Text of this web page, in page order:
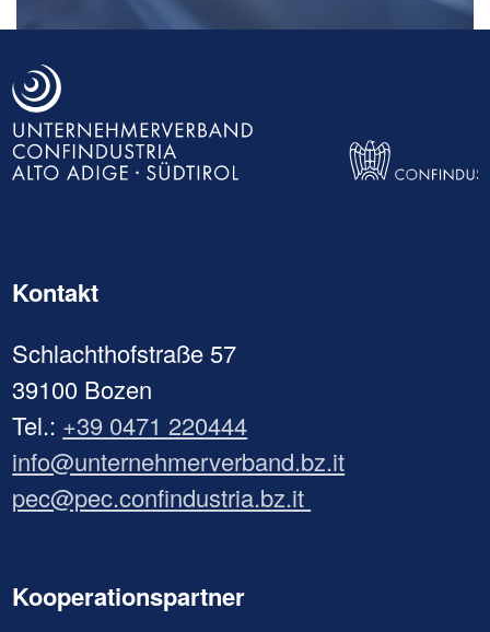
Kontakt
Schlachthofstraße 57
39100 Bozen
Tel.: +39 0471 220444
info@unternehmerverband.bz.it
pec@pec.confindustria.bz.it
Kooperationspartner